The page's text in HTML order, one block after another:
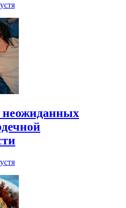
неожиданных